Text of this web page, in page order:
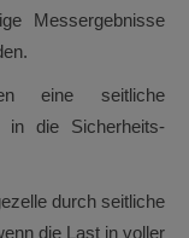
Messergebnisse
eine seitliche
in die Sicherheits-
durch seitliche
die Last in voller